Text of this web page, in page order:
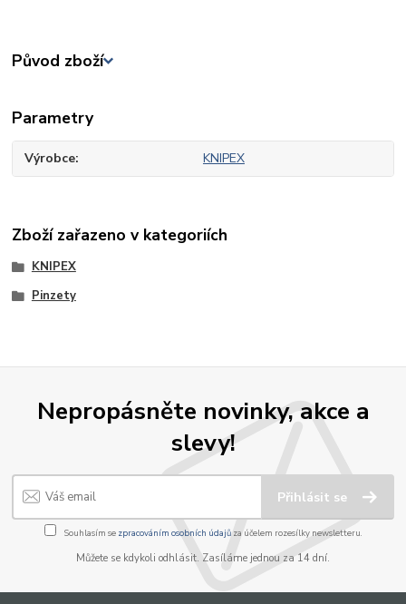
Původ zboží
Parametry
Výrobce KNIPEX
Zboží zařazeno v kategoriích
KNIPEX
Pinzety
Nepropásněte novinky, akce a
slevy!
Přihlásit se
Souhlasím se zpracováním osobních údajůza účelem rozesílky newsletteru.
Můžete se kdykoli odhlásit. Zasíláme jednou za 14 dní.